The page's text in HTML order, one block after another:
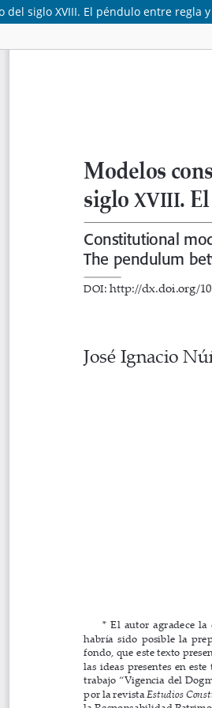
del siglo XVIII. El péndulo entre regla